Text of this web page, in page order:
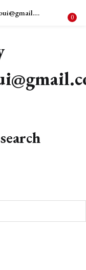
Articles posted by youness.azeddioui@gmail.com 0